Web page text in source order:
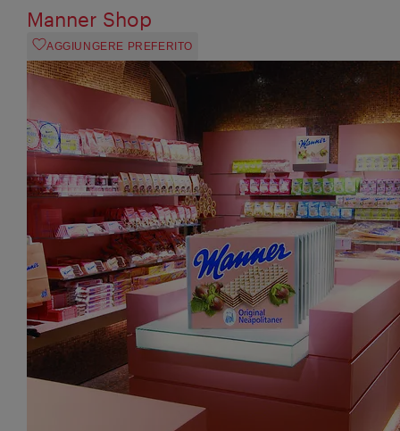
Manner Shop
AGGIUNGERE PREFERITO